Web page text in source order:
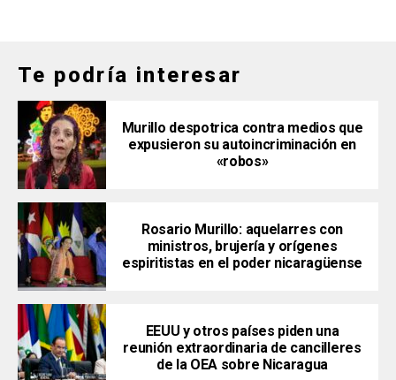
Te podría interesar
Murillo despotrica contra medios que
expusieron su autoincriminación en
«robos»
Rosario Murillo: aquelarres con
ministros, brujería y orígenes
espiritistas en el poder nicaragüense
EEUU y otros países piden una
reunión extraordinaria de cancilleres
de la OEA sobre Nicaragua